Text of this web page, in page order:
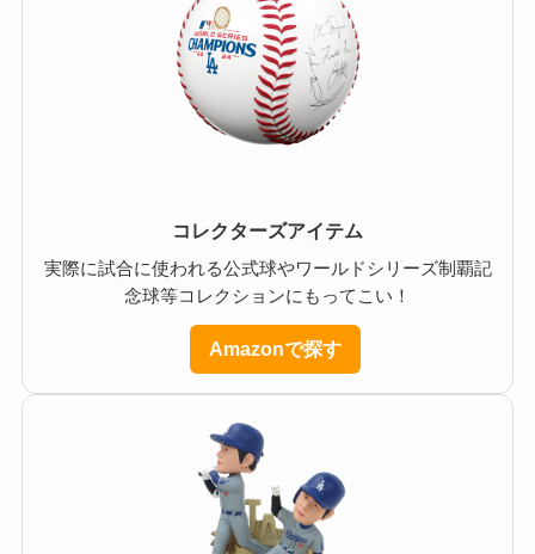
コレクターズアイテム
実際に試合に使われる公式球やワールドシリーズ制覇記
念球等コレクションにもってこい！
Amazonで探す